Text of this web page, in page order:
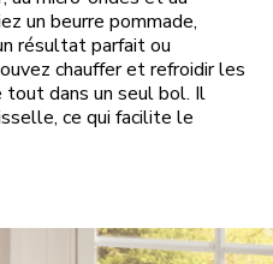
un beurre pommade,
résultat parfait ou
chauffer et refroidir les
dans un seul bol. Il
ce qui facilite le